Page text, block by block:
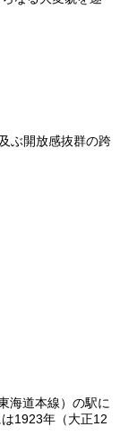
ぶ開放感抜群の跨
海道本線）の駅に
1923年（大正12